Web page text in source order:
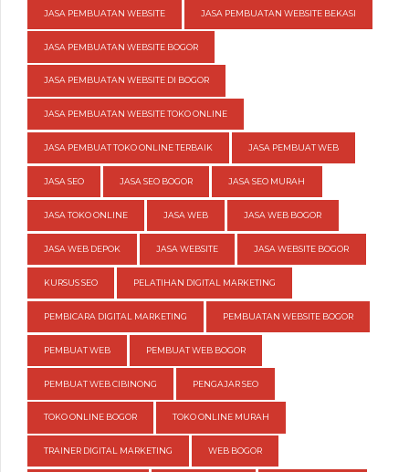
JASA PEMBUATAN WEBSITE JASA PEMBUATAN WEBSITE BEKASI
JASA PEMBUATAN WEBSITE BOGOR
JASA PEMBUATAN WEBSITE DI BOGOR
JASA PEMBUATAN WEBSITE TOKO ONLINE
JASA PEMBUAT TOKO ONLINE TERBAIK JASA PEMBUAT WEB
JASA SEO JASA SEO BOGOR JASA SEO MURAH
JASA TOKO ONLINE JASA WEB JASA WEB BOGOR
JASA WEB DEPOK JASA WEBSITE JASA WEBSITE BOGOR
KURSUS SEO PELATIHAN DIGITAL MARKETING
PEMBICARA DIGITAL MARKETING PEMBUATAN WEBSITE BOGOR
PEMBUAT WEB PEMBUAT WEB BOGOR
PEMBUAT WEB CIBINONG PENGAJAR SEO
TOKO ONLINE BOGOR TOKO ONLINE MURAH
TRAINER DIGITAL MARKETING WEB BOGOR